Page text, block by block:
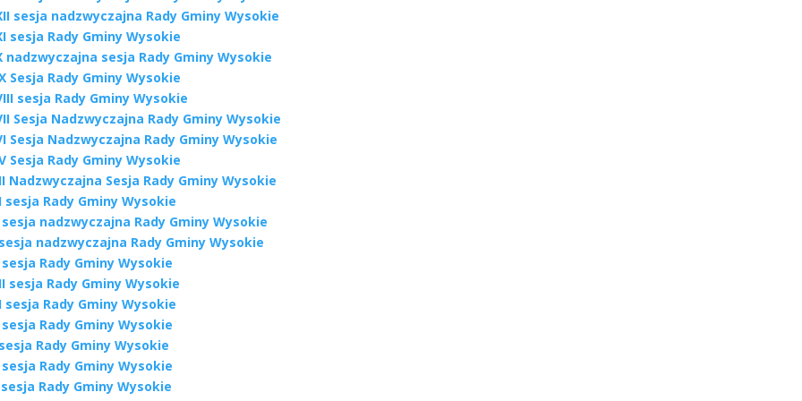
sesja nadzwyczajna Rady Gminy Wysokie
sesja Rady Gminy Wysokie
nadzwyczajna sesja Rady Gminy Wysokie
Sesja Rady Gminy Wysokie
sesja Rady Gminy Wysokie
Sesja Nadzwyczajna Rady Gminy Wysokie
Sesja Nadzwyczajna Rady Gminy Wysokie
Sesja Rady Gminy Wysokie
Nadzwyczajna Sesja Rady Gminy Wysokie
sesja Rady Gminy Wysokie
sesja nadzwyczajna Rady Gminy Wysokie
nadzwyczajna Rady Gminy Wysokie
sesja Rady Gminy Wysokie
sesja Rady Gminy Wysokie
sesja Rady Gminy Wysokie
sesja Rady Gminy Wysokie
Rady Gminy Wysokie
sesja Rady Gminy Wysokie
Rady Gminy Wysokie